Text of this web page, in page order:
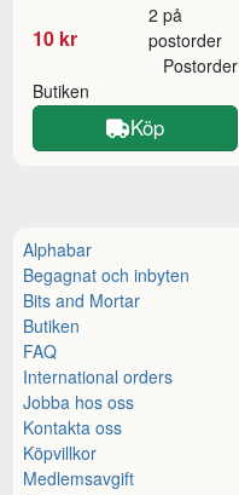
10 kr
2 på
postorder
Butiken
Postorder
Köp
Alphabar
Begagnat och inbyten
Bits and Mortar
Butiken
FAQ
International orders
Jobba hos oss
Kontakta oss
Köpvillkor
Medlemsavgift